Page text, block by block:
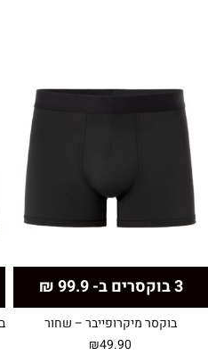
3 בוקסרים ב- 99.9 ₪
בוקסר מיקרופייבר – שחור
₪49.90